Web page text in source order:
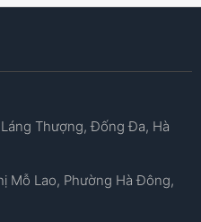
Thượng, Đống Đa, Hà
Mỗ Lao, Phường Hà Đông,